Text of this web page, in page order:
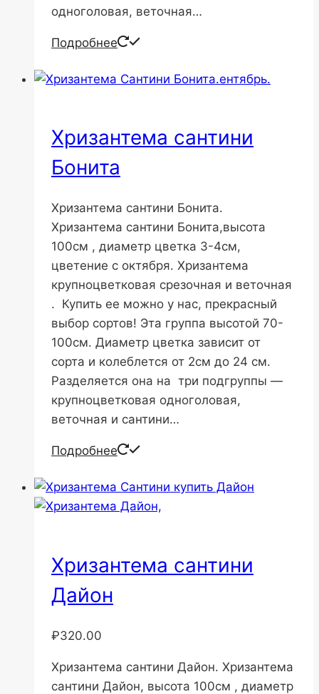
одноголовая, веточная…
Подробнее
Хризантема сантини
Бонита
Хризантема сантини Бонита.
Хризантема сантини Бонита,высота
100см , диаметр цветка 3-4см,
цветение с октября. Хризантема
крупноцветковая срезочная и веточная
. Купить ее можно у нас, прекрасный
выбор сортов! Эта группа высотой 70-
100см. Диаметр цветка зависит от
сорта и колеблется от 2см до 24 см.
Разделяется она на три подгруппы —
крупноцветковая одноголовая,
веточная и сантини…
Подробнее
Хризантема сантини
Дайон
₽320.00
Хризантема сантини Дайон. Хризантема
сантини Дайон, высота 100см , диаметр